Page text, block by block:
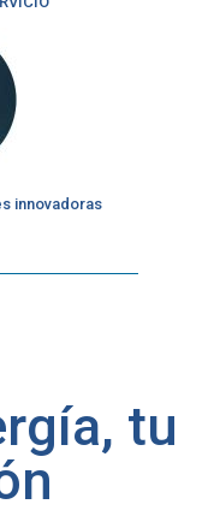
innovadoras
tu